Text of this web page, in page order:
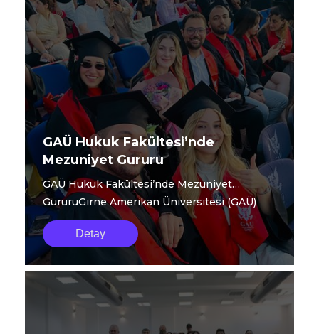
GAÜ Hukuk Fakültesi’nde
Mezuniyet Gururu
GAÜ Hukuk Fakültesi’nde Mezuniyet
GururuGirne Amerikan Üniversitesi (GAÜ)
Hukuk Fakültesi...
Detay